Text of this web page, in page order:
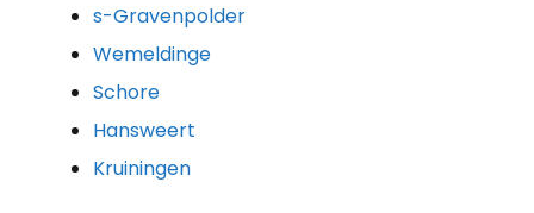
s-Gravenpolder
Wemeldinge
Schore
Hansweert
Kruiningen